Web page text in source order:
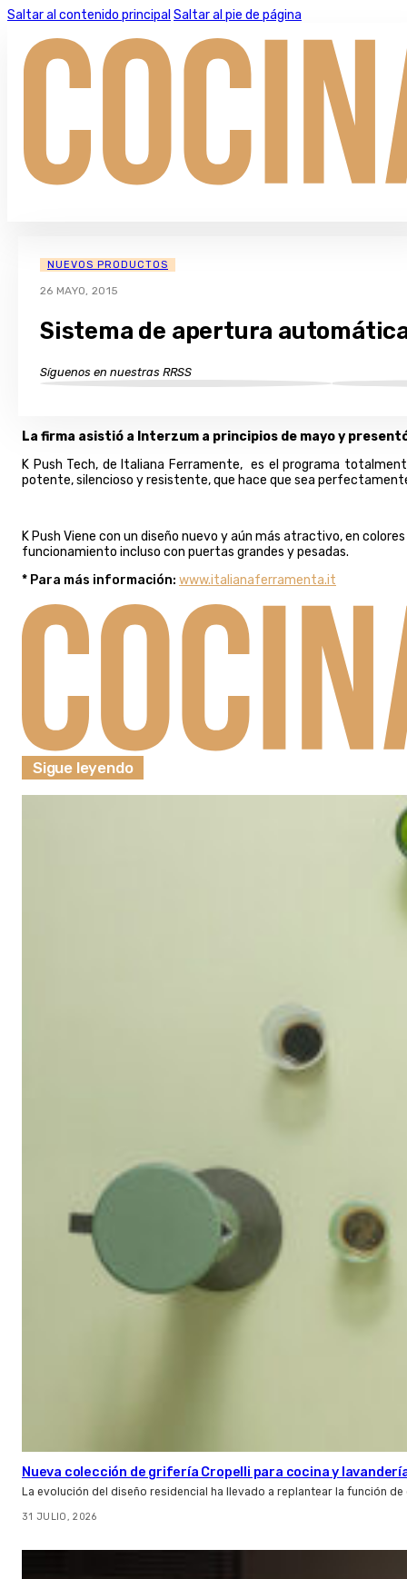
Saltar al contenido principal Saltar al pie de página
NUEVOS PRODUCTOS
26 MAYO, 2015
Sistema de apertura
Síguenos en nuestras RRSS
La firma asistió a Interzum a principios de mayo y
K Push Tech, de Italiana Ferramente, es el programa
potente, silencioso y resistente, que hace que sea
K Push Viene con un diseño nuevo y aún más atractivo, en
funcionamiento incluso con puertas grandes y pesadas.
* Para más información: www.italianaferramenta.it
Sigue leyendo
Nueva colección de grifería Cropelli para cocina y
La evolución del diseño residencial ha llevado a replantear la función
31 JULIO, 2026